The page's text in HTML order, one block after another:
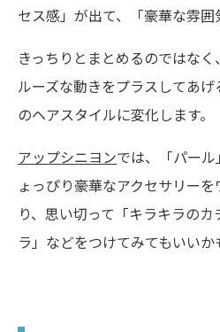
セス感」が出て、「豪華な雰囲
きっちりとまとめるのではな
ルーズな動きをプラスしてあ
のヘアスタイルに変化します。
アップシニヨンでは、「パー
ょっぴり豪華なアクセサリー
り、思い切って「キラキラの
ラ」などをつけてみてもいいか